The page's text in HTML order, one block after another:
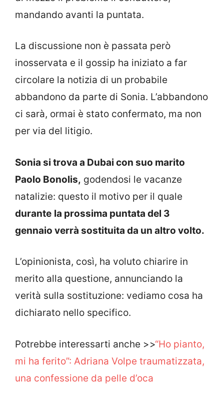
mandando avanti la puntata.
La discussione non è passata però
inosservata e il gossip ha iniziato a far
circolare la notizia di un probabile
abbandono da parte di Sonia. L’abbandono
ci sarà, ormai è stato confermato, ma non
per via del litigio.
Sonia si trova a Dubai con suo marito
Paolo Bonolis, godendosi le vacanze
natalizie: questo il motivo per il quale
durante la prossima puntata del 3
gennaio verrà sostituita da un altro volto.
L’opinionista, così, ha voluto chiarire in
merito alla questione, annunciando la
verità sulla sostituzione: vediamo cosa ha
dichiarato nello specifico.
Potrebbe interessarti anche >>“Ho pianto,
mi ha ferito”: Adriana Volpe traumatizzata,
una confessione da pelle d’oca